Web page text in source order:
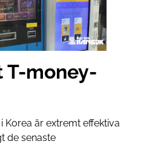
T-money-
Korea är extremt effektiva
de senaste